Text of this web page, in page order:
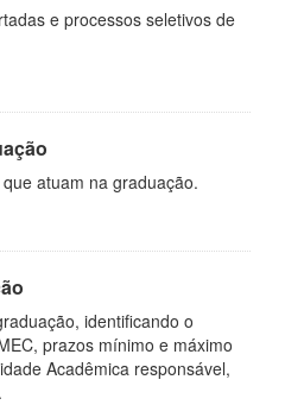
e processos seletivos de
atuam na graduação.
identificando o
prazos mínimo e máximo
Acadêmica responsável,